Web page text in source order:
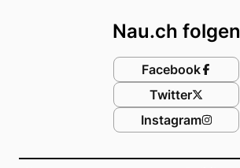
Nau.ch folgen
Facebook
Twitter
Instagram